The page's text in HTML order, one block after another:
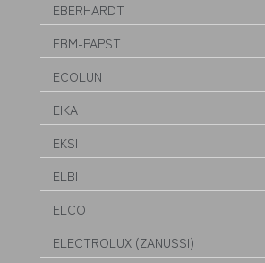
EBERHARDT
EBM-PAPST
ECOLUN
EIKA
EKSI
ELBI
ELCO
ELECTROLUX (ZANUSSI)